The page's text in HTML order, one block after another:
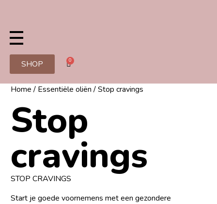
SHOP 0
Home/ Essentiële oliën/ Stop cravings
Stop
cravings
STOP CRAVINGS
Start je goede voornemens met een gezondere